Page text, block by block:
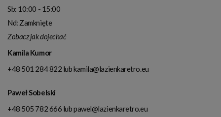
Sb: 10:00 - 15:00
Nd: Zamknięte
Zobacz jak dojechać
Kamila Kumor
+48 501 284 822 lubkamila@lazienkaretro.eu
Paweł Sobelski
+48 505 782 666 lubpawel@lazienkaretro.eu